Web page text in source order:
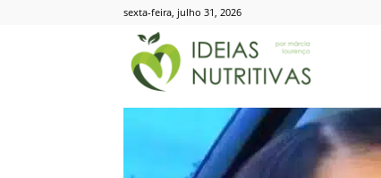
sexta-feira, julho 31, 2026
Nutritivas